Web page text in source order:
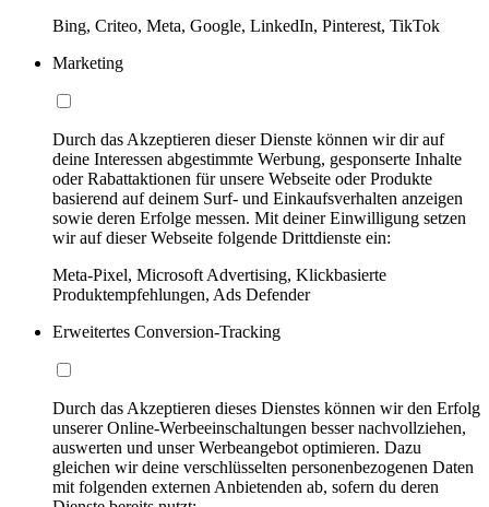
Bing, Criteo, Meta, Google, LinkedIn, Pinterest, TikTok
Marketing
Durch das Akzeptieren dieser Dienste können wir dir auf
deine Interessen abgestimmte Werbung, gesponserte Inhalte
oder Rabattaktionen für unsere Webseite oder Produkte
basierend auf deinem Surf- und Einkaufsverhalten anzeigen
sowie deren Erfolge messen. Mit deiner Einwilligung setzen
wir auf dieser Webseite folgende Drittdienste ein:
Meta-Pixel, Microsoft Advertising, Klickbasierte
Produktempfehlungen, Ads Defender
Erweitertes Conversion-Tracking
Durch das Akzeptieren dieses Dienstes können wir den Erfolg
unserer Online-Werbeeinschaltungen besser nachvollziehen,
auswerten und unser Werbeangebot optimieren. Dazu
gleichen wir deine verschlüsselten personenbezogenen Daten
mit folgenden externen Anbietenden ab, sofern du deren